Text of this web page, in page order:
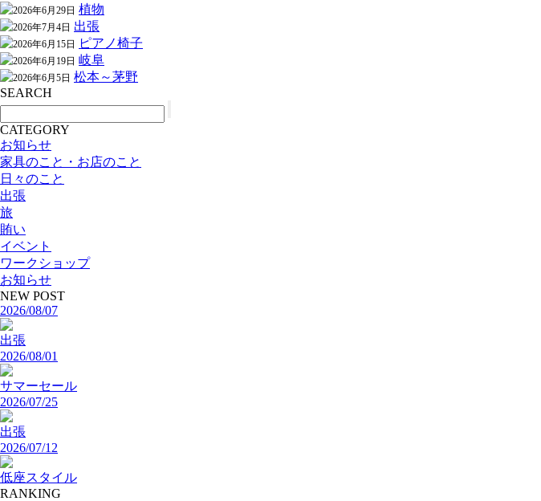
2026年6月29日 植物
2026年7月4日 出張
2026年6月15日 ピアノ椅子
2026年6月19日 岐阜
2026年6月5日 松本～茅野
SEARCH
CATEGORY
お知らせ
家具のこと・お店のこと
日々のこと
出張
旅
賄い
イベント
ワークショップ
お知らせ
NEW POST
2026/08/07
出張
2026/08/01
サマーセール
2026/07/25
出張
2026/07/12
低座スタイル
RANKING